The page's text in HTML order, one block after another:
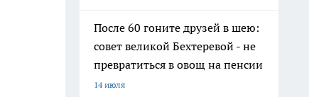
После 60 гоните друзей в шею:
совет великой Бехтеревой - не
превратиться в овощ на пенсии
14 июля